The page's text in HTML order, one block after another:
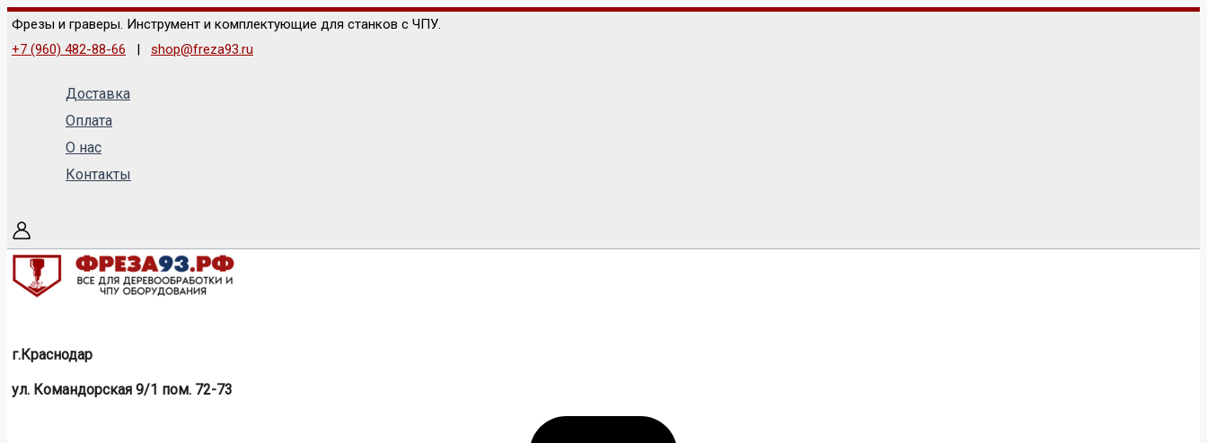
Перейти
к
содержимому
Фрезы и граверы. Инструмент и комплектующие для станков с ЧПУ.
+7 (960) 482-88-66 | shop@freza93.ru
Доставка
Оплата
О нас
Контакты
г.Краснодар
ул. Командорская 9/1 пом. 72-73